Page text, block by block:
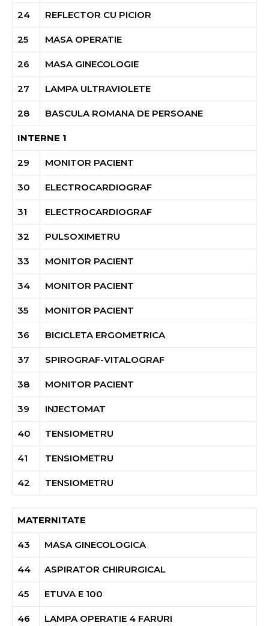
24 REFLECTOR CU PICIOR
25 MASA OPERATIE
26 MASA GINECOLOGIE
27 LAMPA ULTRAVIOLETE
28 BASCULA ROMANA DE PERSOANE
INTERNE 1
29 MONITOR PACIENT
30 ELECTROCARDIOGRAF
31 ELECTROCARDIOGRAF
32 PULSOXIMETRU
33 MONITOR PACIENT
34 MONITOR PACIENT
35 MONITOR PACIENT
36 BICICLETA ERGOMETRICA
37 SPIROGRAF-VITALOGRAF
38 MONITOR PACIENT
39 INJECTOMAT
40 TENSIOMETRU
41 TENSIOMETRU
42 TENSIOMETRU
MATERNITATE
43 MASA GINECOLOGICA
44 ASPIRATOR CHIRURGICAL
45 ETUVA E 100
46 LAMPA OPERATIE 4 FARURI